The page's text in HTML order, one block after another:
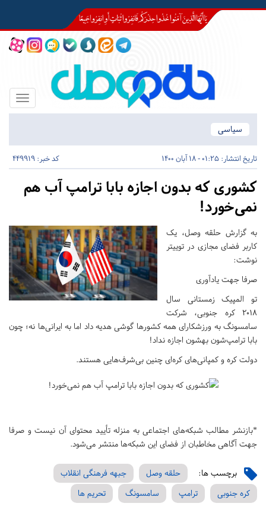
Toggle
سیاسی
تاریخ انتشار: 01:25 - 18 آبان 1400 کد خبر: 449919
کشوری که بدون اجازه بابا ترامپ‌ آب هم
نمی‌خورد!
به گزارش حلقه وصل، یک
کاربر فضای مجازی در توییتر
نوشت:
‏صرفا جهت یادآوری
تو المپیک زمستانی سال
۲۰۱۸ کره جنوبی، شرکت
سامسونگ به‌ ورزشکارای همه کشورها گوشی هدیه داد اما به ایرانی‌ها نه؛ چون
بابا ترامپ‌شون‌ بهشون اجازه نداد!
دولت کره و کمپانی‌های کره‌ای چنین بی‌شرف‌هایی هستند.
*بازنشر مطالب شبکه‌های اجتماعی به منزله تأیید محتوای آن نیست و صرفا
جهت آگاهی مخاطبان از فضای این شبکه‌ها منتشر می‌شود.
برچسب ها: حلقه وصل
جبهه فرهنگی انقلاب
کره جنوبی
ترامپ سامسونگ تحریم ها